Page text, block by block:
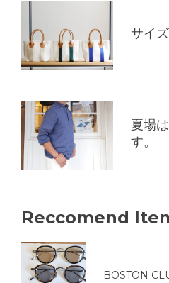
サイ
夏場
す。
Reccomend
BOSTON